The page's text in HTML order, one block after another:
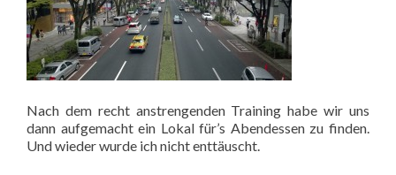
Nach dem recht anstrengenden Training habe wir uns
dann aufgemacht ein Lokal für’s Abendessen zu finden.
Und wieder wurde ich nicht enttäuscht.